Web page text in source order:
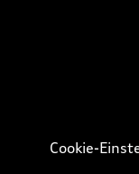
Cookie-